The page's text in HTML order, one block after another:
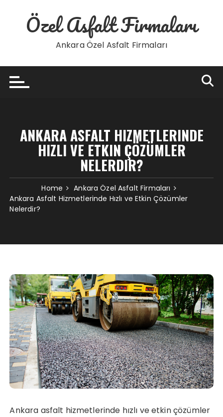
contentÖzel Asfalt Firmaları
Ankara Özel Asfalt Firmaları
ANKARA ASFALT HIZMETLERINDE
HIZLI VE ETKIN ÇÖZÜMLER
NELERDIR?
Home
Ankara Özel Asfalt Firmaları
Ankara Asfalt Hizmetlerinde Hızlı ve Etkin Çözümler
Nelerdir?
Ankara asfalt hizmetlerinde hızlı ve etkin çözümler